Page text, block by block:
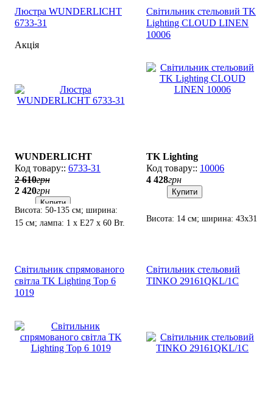
Люстра WUNDERLICHT
6733-31
Акція
WUNDERLICHT
6733-31
2 610грн
2 420грн
Купити
Висота: 50-135 см; ширина:
15 см; лампа: 1 х Е27 х 60 Вт.
Світильник стельовий TK
Lighting CLOUD LINEN
10006
TK Lighting
10006
4 428грн
Купити
Висота: 14 см; ширина: 43х31
Світильник спрямованого
світла TK Lighting Top 6
1019
Світильник стельовий
TINKO 29161QKL/1C